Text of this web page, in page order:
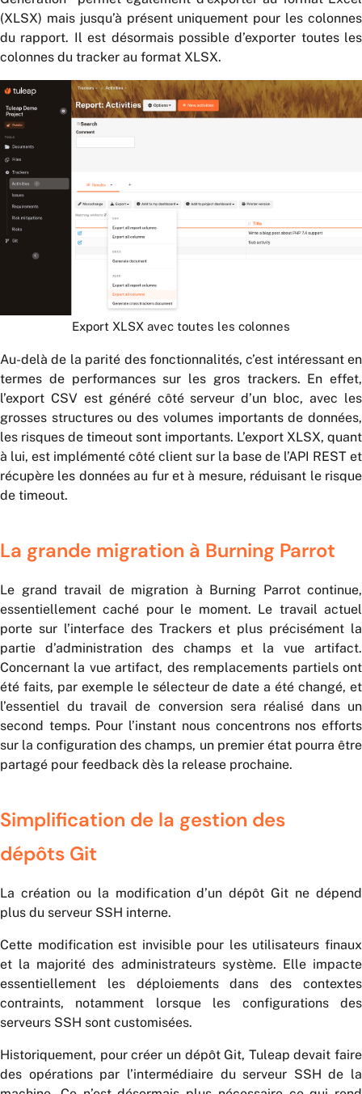
(XLSX) mais jusqu’à présent uniquement pour les colonnes
du rapport. Il est désormais possible d’exporter toutes les
colonnes du tracker au format XLSX.
Export XLSX avec toutes les colonnes
Au-delà de la parité des fonctionnalités, c’est intéressant en
termes de performances sur les gros trackers. En effet,
l’export CSV est généré côté serveur d’un bloc, avec les
grosses structures ou des volumes importants de données,
les risques de timeout sont importants. L’export XLSX, quant
à lui, est implémenté côté client sur la base de l’API REST et
récupère les données au fur et à mesure, réduisant le risque
de timeout.
La grande migration à Burning Parrot
Le grand travail de migration à Burning Parrot continue,
essentiellement caché pour le moment. Le travail actuel
porte sur l’interface des Trackers et plus précisément la
partie d’administration des champs et la vue artifact.
Concernant la vue artifact, des remplacements partiels ont
été faits, par exemple le sélecteur de date a été changé, et
l’essentiel du travail de conversion sera réalisé dans un
second temps. Pour l’instant nous concentrons nos efforts
sur la configuration des champs, un premier état pourra être
partagé pour feedback dès la release prochaine.
Simplification de la gestion des
dépôts Git
La création ou la modification d’un dépôt Git ne dépend
plus du serveur SSH interne.
Cette modification est invisible pour les utilisateurs finaux
et la majorité des administrateurs système. Elle impacte
essentiellement les déploiements dans des contextes
contraints, notamment lorsque les configurations des
serveurs SSH sont customisées.
Historiquement, pour créer un dépôt Git, Tuleap devait faire
des opérations par l’intermédiaire du serveur SSH de la